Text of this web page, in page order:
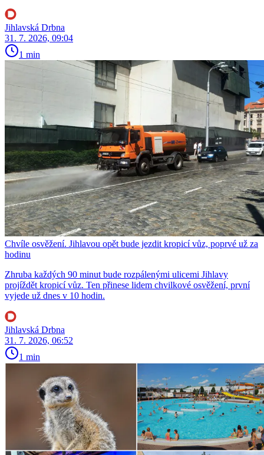
Jihlavská Drbna
31. 7. 2026, 09:04
1 min
Chvíle osvěžení. Jihlavou opět bude jezdit kropicí vůz, poprvé už za
hodinu
Zhruba každých 90 minut bude rozpálenými ulicemi Jihlavy
projíždět kropicí vůz. Ten přinese lidem chvilkové osvěžení, první
vyjede už dnes v 10 hodin.
Jihlavská Drbna
31. 7. 2026, 06:52
1 min